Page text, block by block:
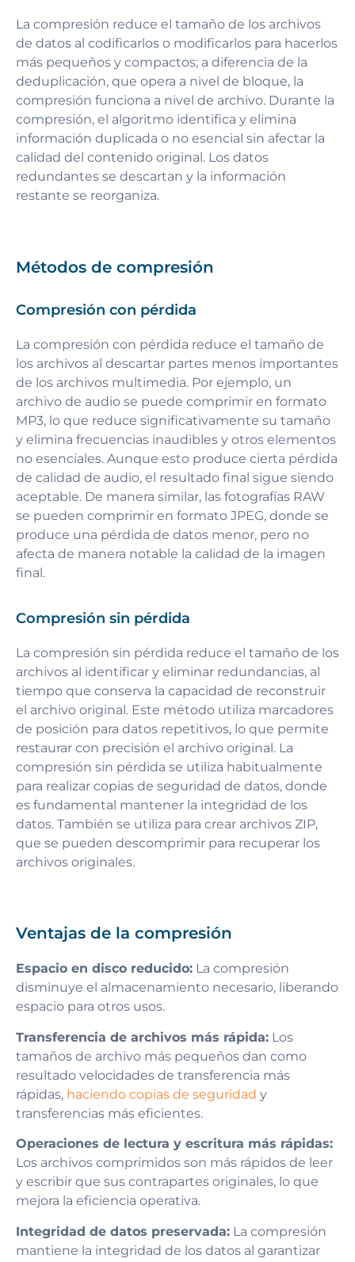
La compresión reduce el tamaño de los archivos
de datos al codificarlos o modificarlos para hacerlos
más pequeños y compactos; a diferencia de la
deduplicación, que opera a nivel de bloque, la
compresión funciona a nivel de archivo. Durante la
compresión, el algoritmo identifica y elimina
información duplicada o no esencial sin afectar la
calidad del contenido original. Los datos
redundantes se descartan y la información
restante se reorganiza.
Métodos de compresión
Compresión con pérdida
La compresión con pérdida reduce el tamaño de
los archivos al descartar partes menos importantes
de los archivos multimedia. Por ejemplo, un
archivo de audio se puede comprimir en formato
MP3, lo que reduce significativamente su tamaño
y elimina frecuencias inaudibles y otros elementos
no esenciales. Aunque esto produce cierta pérdida
de calidad de audio, el resultado final sigue siendo
aceptable. De manera similar, las fotografías RAW
se pueden comprimir en formato JPEG, donde se
produce una pérdida de datos menor, pero no
afecta de manera notable la calidad de la imagen
final.
Compresión sin pérdida
La compresión sin pérdida reduce el tamaño de los
archivos al identificar y eliminar redundancias, al
tiempo que conserva la capacidad de reconstruir
el archivo original. Este método utiliza marcadores
de posición para datos repetitivos, lo que permite
restaurar con precisión el archivo original. La
compresión sin pérdida se utiliza habitualmente
para realizar copias de seguridad de datos, donde
es fundamental mantener la integridad de los
datos. También se utiliza para crear archivos ZIP,
que se pueden descomprimir para recuperar los
archivos originales.
Ventajas de la compresión
Espacio en disco reducido: La compresión
disminuye el almacenamiento necesario, liberando
espacio para otros usos.
Transferencia de archivos más rápida: Los
tamaños de archivo más pequeños dan como
resultado velocidades de transferencia más
rápidas, haciendo copias de seguridad y
transferencias más eficientes.
Operaciones de lectura y escritura más rápidas:
Los archivos comprimidos son más rápidos de leer
y escribir que sus contrapartes originales, lo que
mejora la eficiencia operativa.
Integridad de datos preservada: La compresión
mantiene la integridad de los datos al garantizar